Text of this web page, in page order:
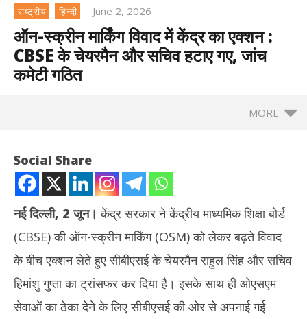
राष्ट्रीय हिन्दी June 2, 2026
ऑन-स्क्रीन मार्किंग विवाद में केंद्र का एक्शन :
CBSE के चेयरमैन और सचिव हटाए गए, जांच
कमेटी गठित
MORE
Social Share
नई दिल्ली, 2 जून। केंद्र सरकार ने केंद्रीय माध्यमिक शिक्षा बोर्ड
(CBSE) की ऑन-स्क्रीन मार्किंग (OSM) को लेकर बढ़ते विवाद
के बीच एक्शन लेते हुए सीबीएसई के चेयरमैन राहुल सिंह और सचिव
हिमांशु गुप्ता का ट्रांसफर कर दिया है। इसके साथ ही ओएसएम
सेवाओं का ठेका देने के लिए सीबीएसई की ओर से अपनाई गई